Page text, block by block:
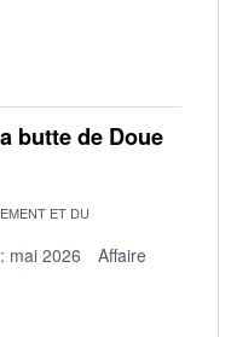
butte de Doue
ET DU
mai 2026
Affaire